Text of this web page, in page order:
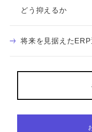
どう抑えるか
将来を見据えた